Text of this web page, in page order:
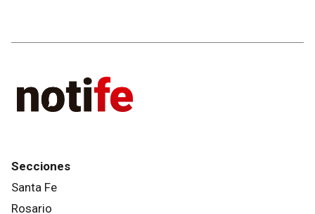
Secciones
Santa Fe
Rosario